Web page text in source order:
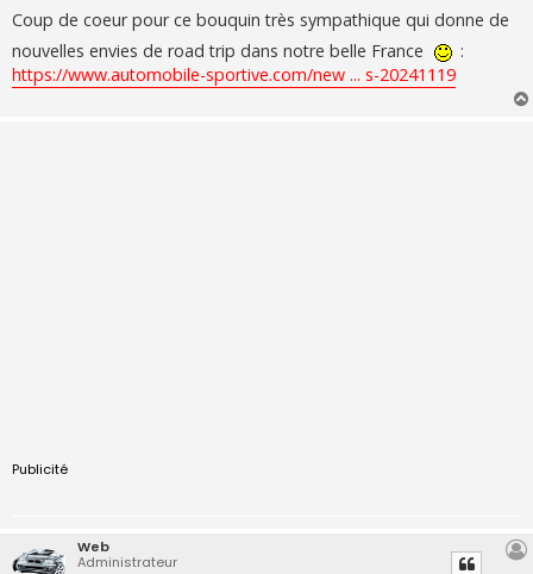
s
s
a
g
e
Coup de coeur pour ce bouquin très sympathique qui donne de
nouvelles envies de road trip dans notre belle France
:
https://www.automobile-sportive.com/new ... s-20241119
Publicité
Web
Administrateur